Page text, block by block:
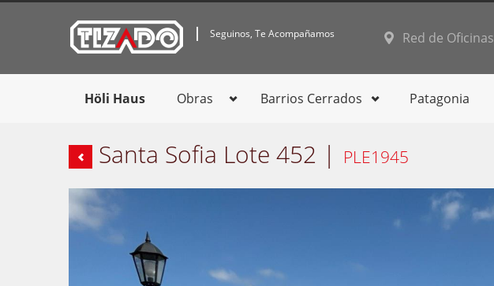
Seguinos, Te Acompañamos Red de Oficinas
Höli Haus Obras Barrios Cerrados Patagonia
Santa Sofia Lote 452 | PLE1945